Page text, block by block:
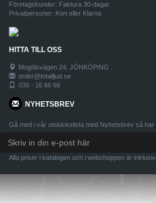
Företagskunder: Faktura 30-dagar
Privatpersoner: Kort eller Klarna
HITTA TILL OSS
Mogölsvägen 24, JÖNKÖPING
order@totalljud.se
036 - 16 66 66
NYHETSBREV
Gå med i vår utskickslista med Nyhetsbrev så har
Alla priser i katalogen och i webshoppen är